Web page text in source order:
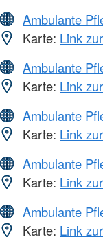
Ambulante
Karte: Link
Ambulante
Karte: Link
Ambulante
Karte: Link
Ambulante
Karte: Link
Ambulante
Karte: Link